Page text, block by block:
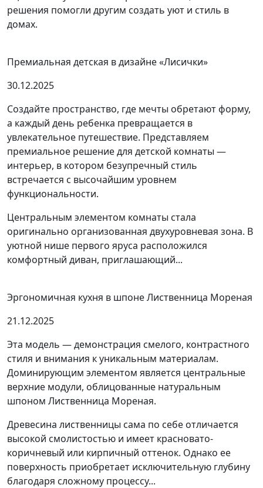
решения помогли другим создать уют и стиль в
домах.
Премиальная детская в дизайне «Лисички»
30.12.2025
Создайте пространство, где мечты обретают форму,
а каждый день ребенка превращается в
увлекательное путешествие. Представляем
премиальное решение для детской комнаты —
интерьер, в котором безупречный стиль
встречается с высочайшим уровнем
функциональности.
Центральным элементом комнаты стала
оригинально организованная двухуровневая зона. В
уютной нише первого яруса расположился
комфортный диван, приглашающий...
Эргономичная кухня в шпоне Лиственница Мореная
21.12.2025
Эта модель — демонстрация смелого, контрастного
стиля и внимания к уникальным материалам.
Доминирующим элементом является центральные
верхние модули, облицованные натуральным
шпоном Лиственница Мореная.
Древесина лиственницы сама по себе отличается
высокой смолистостью и имеет красновато-
коричневый или кирпичный оттенок. Однако ее
поверхность приобретает исключительную глубину
благодаря сложному процессу...